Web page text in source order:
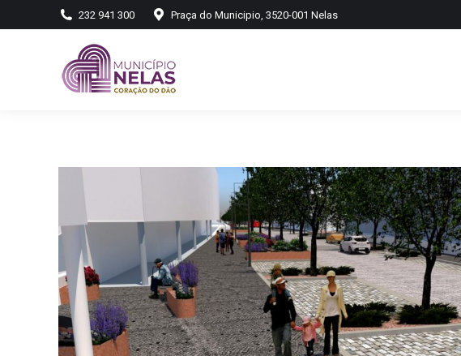
232 941 300 Praça do Municipio, 3520-001 Nelas